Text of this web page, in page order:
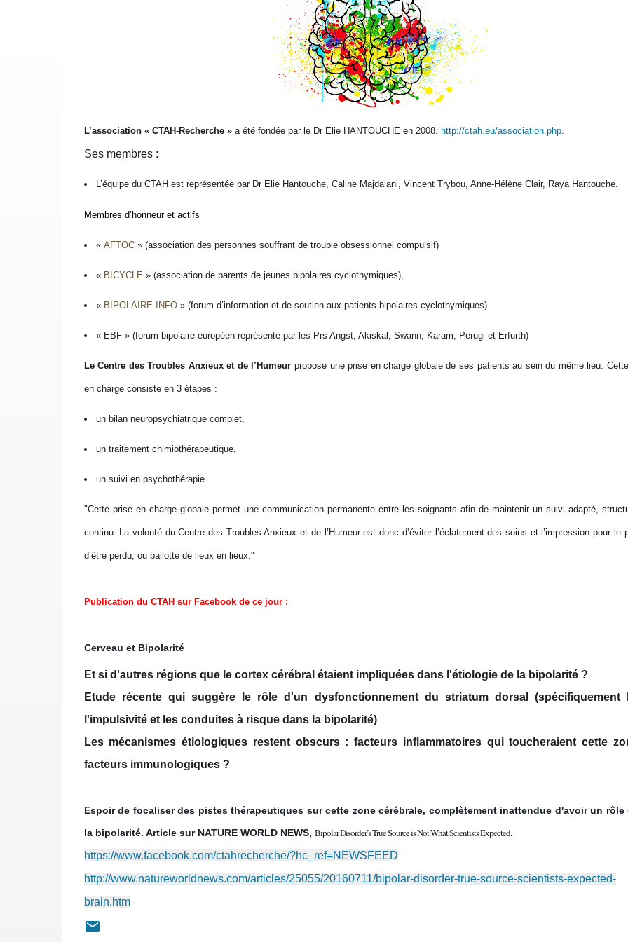
L’association « CTAH-Recherche » a été fondée par le Dr Elie HANTOUCHE en 2008. http://ctah.eu/association.php.
Ses membres :
L’équipe du CTAH est représentée par Dr Elie Hantouche, Caline Majdalani, Vincent Trybou, Anne-Hélène Clair, Raya Hantouche.
Membres d’honneur et actifs
«AFTOC » (association des personnes souffrant de trouble obsessionnel compulsif)
« BICYCLE » (association de parents de jeunes bipolaires cyclothymiques),
« BIPOLAIRE-INFO » (forum d’information et de soutien aux patients bipolaires cyclothymiques)
« EBF » (forum bipolaire européen représenté par les Prs Angst, Akiskal, Swann, Karam, Perugi et Erfurth)
Le Centre des Troubles Anxieux et de l’Humeur propose une prise en charge globale de ses patients au sein du même lieu.
en charge consiste en 3 étapes :
un bilan neuropsychiatrique complet,
un traitement chimiothérapeutique,
un suivi en psychothérapie.
"Cette prise en charge globale permet une communication permanente entre les soignants afin de maintenir un suivi adapté,
continu. La volonté du Centre des Troubles Anxieux et de l’Humeur est donc d’éviter l’éclatement des soins et l’impression pour le
d’être perdu, ou ballotté de lieux en lieux."
Publication du CTAH sur Facebook de ce jour :
Cerveau et Bipolarité
Et si d'autres régions que le cortex cérébral étaient impliquées dans l'étiologie de la bipolarité ?
Etude récente qui suggère le rôle d'un dysfonctionnement du striatum dorsal (spécifiquement
l'impulsivité et les conduites à risque dans la bipolarité)
Les mécanismes étiologiques restent obscurs : facteurs inflammatoires qui toucheraient cette
facteurs immunologiques ?
Espoir de focaliser des pistes thérapeutiques sur cette zone cérébrale, complètement inattendue d'avoir un rôle
la bipolarité. Article sur NATURE WORLD NEWS, Bipolar Disorder’s True Source is Not What Scientists Expected.
https://www.facebook.com/ctahrecherche/?hc_ref=NEWSFEED
http://www.natureworldnews.com/articles/25055/20160711/bipolar-disorder-true-source-scientists-expected-
brain.htm